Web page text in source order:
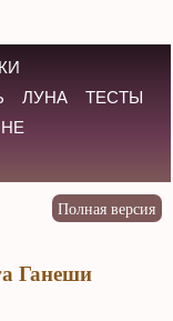
ЛУНА
ТЕСТЫ
Ганеши